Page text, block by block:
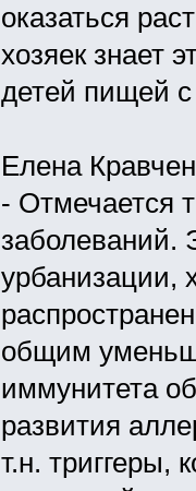
оказаться
хозяек знает
детей пищей с
Елена
- Отмечается
заболеваний.
урбанизации,
общим
иммунитета
развития
т.н. триггеры,